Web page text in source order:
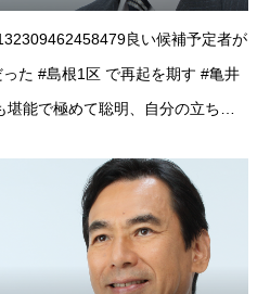
良い候補予定者が
た #島根1区 で再起を期す #亀井
能で極めて聡明、自分の立ち位